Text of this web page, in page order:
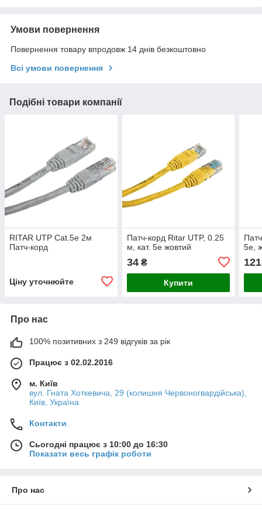
Умови повернення
Повернення товару впродовж 14 днів безкоштовно
Всі умови повернення
Подібні товари компанії
RITAR UTP Cat.5e 2м
Патч-корд
Ціну уточнюйте
Патч-корд Ritar UTP, 0.25
м, кат. 5e жовтий
34₴
Купити
5e,
Про нас
100% позитивних з 249 відгуків за рік
Працює з 02.02.2016
м. Київ
вул. Гната Хоткевича, 29 (колишня Червоногвардійська),
Київ, Україна
Контакти
Сьогодні працює з 10:00 до 16:30
Показати весь графік роботи
Про нас